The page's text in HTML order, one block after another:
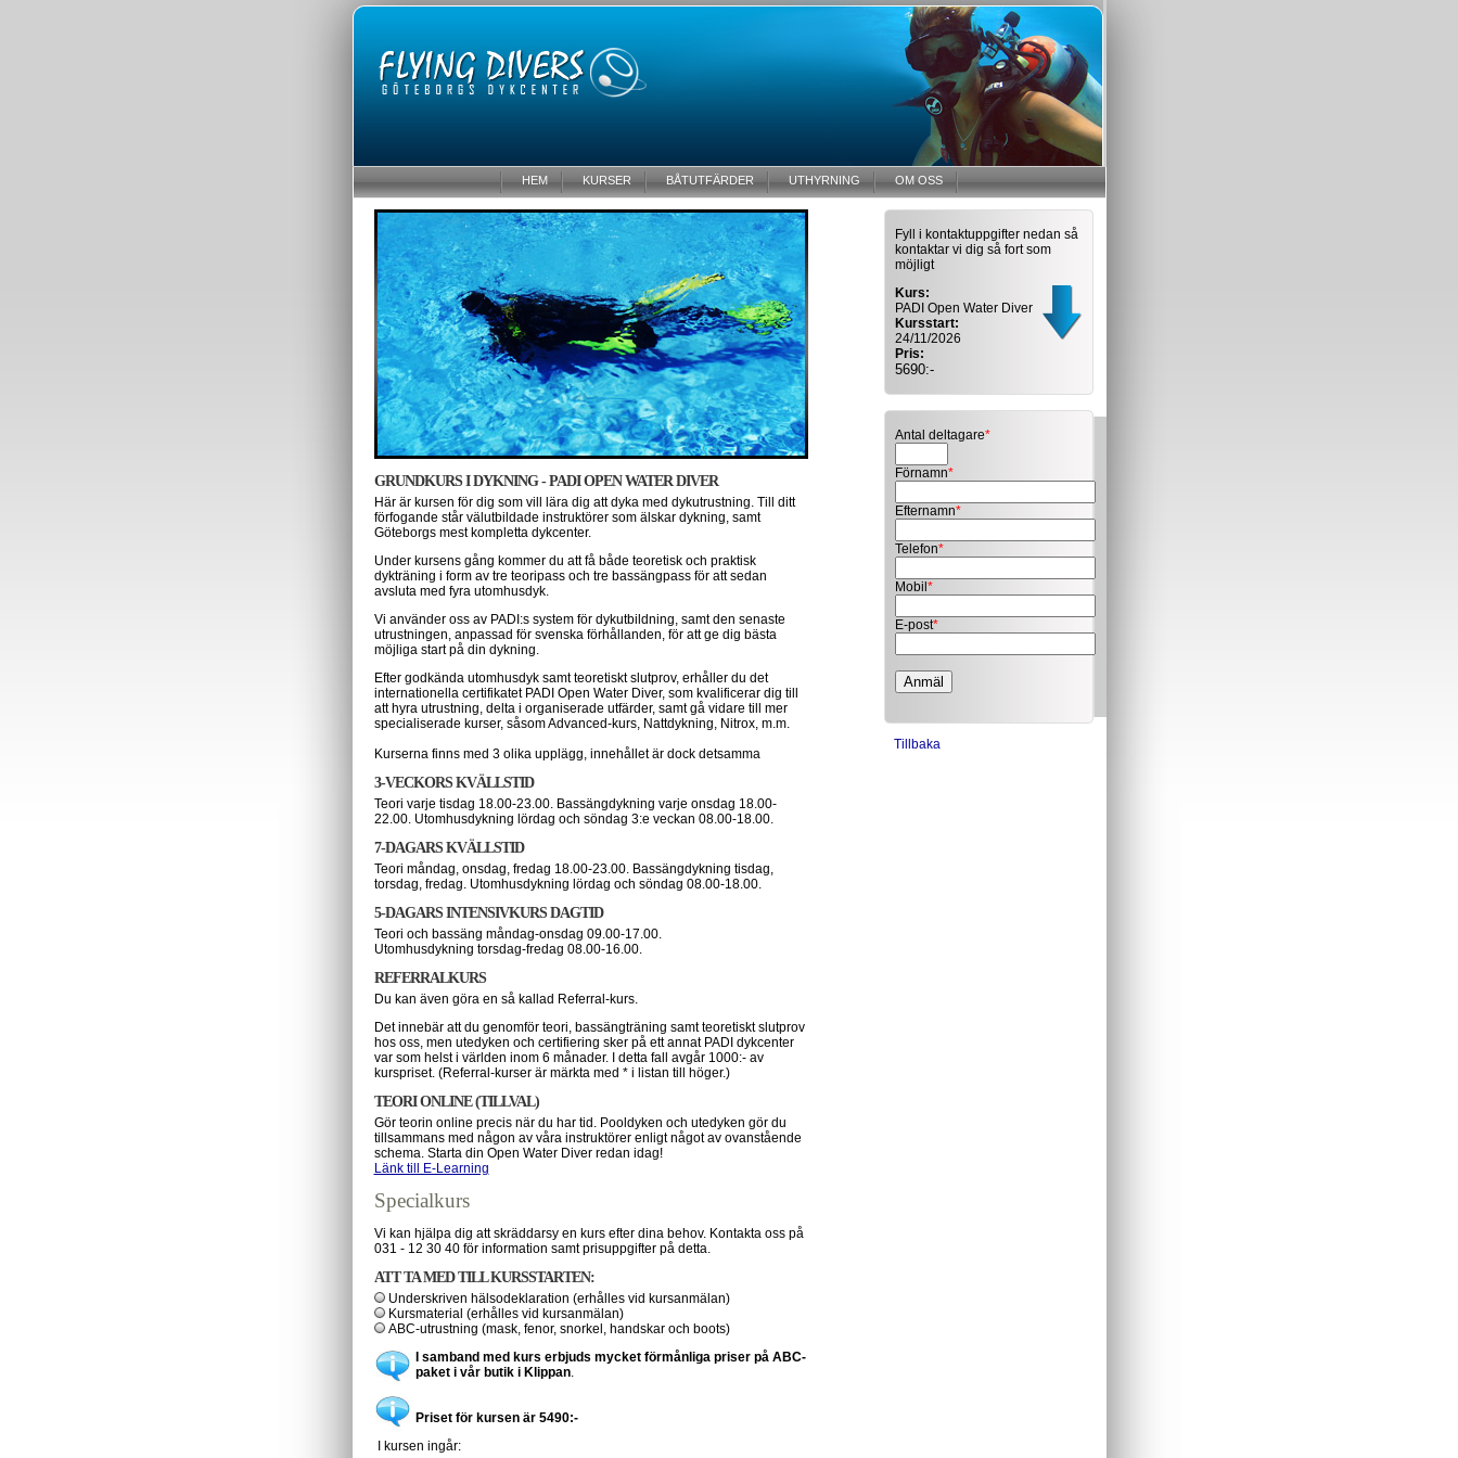
HEM KURSER BÅTUTFÄRDER UTHYRNING OM OSS
GRUNDKURS I DYKNING - PADI OPEN WATER DIVER
Här är kursen för dig som vill lära dig att dyka med dykutrustning. Till ditt
förfogande står välutbildade instruktörer som älskar dykning, samt
Göteborgs mest kompletta dykcenter.
Under kursens gång kommer du att få både teoretisk och praktisk
dykträning i form av tre teoripass och tre bassängpass för att sedan
avsluta med fyra utomhusdyk.
Vi använder oss av PADI:s system för dykutbildning, samt den senaste
utrustningen, anpassad för svenska förhållanden, för att ge dig bästa
möjliga start på din dykning.
Efter godkända utomhusdyk samt teoretiskt slutprov, erhåller du det
internationella certifikatet PADI Open Water Diver, som kvalificerar dig till
att hyra utrustning, delta i organiserade utfärder, samt gå vidare till mer
specialiserade kurser, såsom Advanced-kurs, Nattdykning, Nitrox, m.m.
Kurserna finns med 3 olika upplägg, innehållet är dock detsamma
3-VECKORS KVÄLLSTID
Teori varje tisdag 18.00-23.00. Bassängdykning varje onsdag 18.00-
22.00. Utomhusdykning lördag och söndag 3:e veckan 08.00-18.00.
7-DAGARS KVÄLLSTID
Teori måndag, onsdag, fredag 18.00-23.00. Bassängdykning tisdag,
torsdag, fredag. Utomhusdykning lördag och söndag 08.00-18.00.
5-DAGARS INTENSIVKURS DAGTID
Teori och bassäng måndag-onsdag 09.00-17.00.
Utomhusdykning torsdag-fredag 08.00-16.00.
REFERRALKURS
Du kan även göra en så kallad Referral-kurs.
Det innebär att du genomför teori, bassängträning samt teoretiskt slutprov
hos oss, men utedyken och certifiering sker på ett annat PADI dykcenter
var som helst i världen inom 6 månader. I detta fall avgår 1000:- av
kurspriset. (Referral-kurser är märkta med * i listan till höger.)
TEORI ONLINE (TILLVAL)
Gör teorin online precis när du har tid. Pooldyken och utedyken gör du
tillsammans med någon av våra instruktörer enligt något av ovanstående
schema. Starta din Open Water Diver redan idag!
Länk till E-Learning
Specialkurs
Vi kan hjälpa dig att skräddarsy en kurs efter dina behov. Kontakta oss på
031 - 12 30 40 för information samt prisuppgifter på detta.
ATT TA MED TILL KURSSTARTEN:
Underskriven hälsodeklaration (erhålles vid kursanmälan)
Kursmaterial (erhålles vid kursanmälan)
ABC-utrustning (mask, fenor, snorkel, handskar och boots)
I samband med kurs erbjuds mycket förmånliga priser på ABC-
paket i vår butik i Klippan.
Priset för kursen är 5490:-
I kursen ingår:
Fyll i kontaktuppgifter nedan så
kontaktar vi dig så fort som
möjligt
Kurs:
PADI Open Water Diver
Kursstart:
24/11/2026
Pris:
5690:-
Antal deltagare*
Förnamn*
Efternamn*
Telefon*
Mobil *
E-post*
Tillbaka